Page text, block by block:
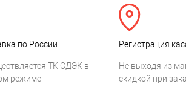
по России
ТК СДЭК в
режиме
Регистрация
Не выходя из
скидкой при